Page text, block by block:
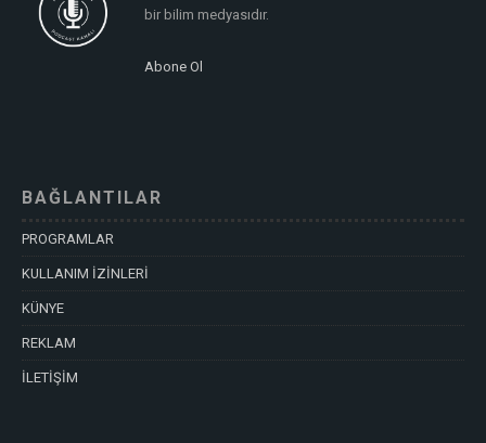
bir bilim medyasıdır.
Abone Ol
BAĞLANTILAR
PROGRAMLAR
KULLANIM İZİNLERİ
KÜNYE
REKLAM
İLETİŞİM